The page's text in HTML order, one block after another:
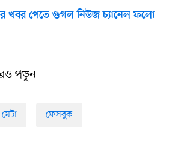
খবর পেতে গুগল নিউজ চ্যানেল ফলো
পড়ুন
মেটা ফেসবুক